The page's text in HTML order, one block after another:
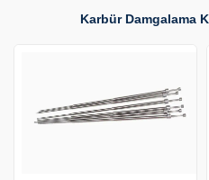
Karbür Damgalama